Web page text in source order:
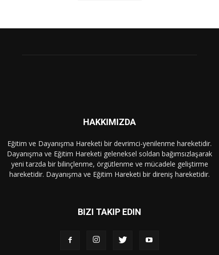
HAKKIMIZDA
Eğitim ve Dayanışma Hareketi bir devrimci-yenilenme hareketidir.
Dayanışma ve Eğitim Hareketi geleneksel soldan bağımsızlaşarak
yeni tarzda bir bilinçlenme, örgütlenme ve mücadele geliştirme
hareketidir. Dayanışma ve Eğitim Hareketi bir direniş hareketidir.
BIZI TAKIP EDIN